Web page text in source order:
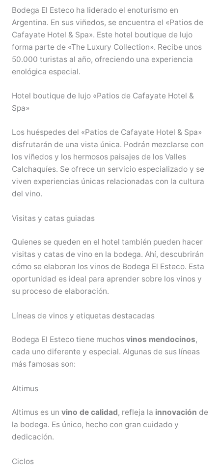
Bodega El Esteco ha liderado el enoturismo en
Argentina. En sus viñedos, se encuentra el «Patios de
Cafayate Hotel & Spa». Este hotel boutique de lujo
forma parte de «The Luxury Collection». Recibe unos
50.000 turistas al año, ofreciendo una experiencia
enológica especial.
Hotel boutique de lujo «Patios de Cafayate Hotel &
Spa»
Los huéspedes del «Patios de Cafayate Hotel & Spa»
disfrutarán de una vista única. Podrán mezclarse con
los viñedos y los hermosos paisajes de los Valles
Calchaquíes. Se ofrece un servicio especializado y se
viven experiencias únicas relacionadas con la cultura
del vino.
Visitas y catas guiadas
Quienes se queden en el hotel también pueden hacer
visitas y catas de vino en la bodega. Ahí, descubrirán
cómo se elaboran los vinos de Bodega El Esteco. Esta
oportunidad es ideal para aprender sobre los vinos y
su proceso de elaboración.
Líneas de vinos y etiquetas destacadas
Bodega El Esteco tiene muchos vinos mendocinos,
cada uno diferente y especial. Algunas de sus líneas
más famosas son:
Altimus
Altimus es un vino de calidad, refleja la innovación de
la bodega. Es único, hecho con gran cuidado y
dedicación.
Ciclos